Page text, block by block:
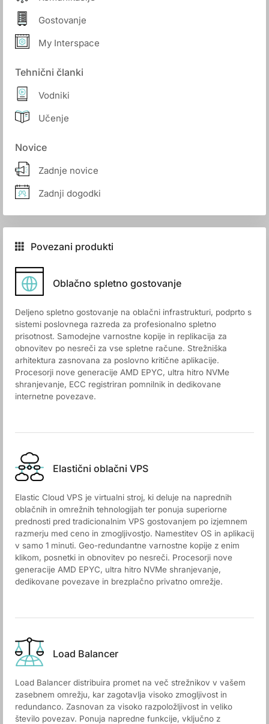
Gostovanje
My Interspace
Tehnični članki
Vodniki
Učenje
Novice
Zadnje novice
Zadnji dogodki
Povezani produkti
Oblačno spletno gostovanje
Deljeno spletno gostovanje na oblačni infrastrukturi, podprto s
sistemi poslovnega razreda za profesionalno spletno
prisotnost. Samodejne varnostne kopije in replikacija za
obnovitev po nesreči za vse spletne račune. Strežniška
arhitektura zasnovana za poslovno kritične aplikacije.
Procesorji nove generacije AMD EPYC, ultra hitro NVMe
shranjevanje, ECC registriran pomnilnik in dedikovane
internetne povezave.
Elastični oblačni VPS
Elastic Cloud VPS je virtualni stroj, ki deluje na naprednih
oblačnih in omrežnih tehnologijah ter ponuja superiorne
prednosti pred tradicionalnim VPS gostovanjem po izjemnem
razmerju med ceno in zmogljivostjo. Namestitev OS in aplikacij
v samo 1 minuti. Geo-redundantne varnostne kopije z enim
klikom, posnetki in obnovitev po nesreči. Procesorji nove
generacije AMD EPYC, ultra hitro NVMe shranjevanje,
dedikovane povezave in brezplačno privatno omrežje.
Load Balancer
Load Balancer distribuira promet na več strežnikov v vašem
zasebnem omrežju, kar zagotavlja visoko zmogljivost in
redundanco. Zasnovan za visoko razpoložljivost in veliko
število povezav. Ponuja napredne funkcije, vključno z